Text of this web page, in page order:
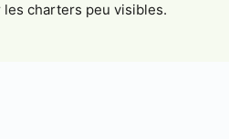
charters peu visibles.